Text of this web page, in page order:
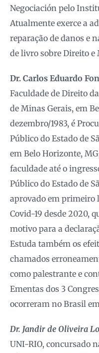
Negociación pelo
Atualmente exerce a
reparação de danos e
de livro sobre Direito e
Dr. Carlos Eduardo
Faculdade de Direito
de Minas Gerais, em
dezembro/1983, é
Público do Estado de
em Belo Horizonte,
faculdade até o
Público do Estado de
aprovado em primeiro
Covid-19 desde 2020,
motivo para a
Estuda também os
chamados
como palestrante e
Ementas dos 3
ocorreram no Brasil
Dr. Jandir de Oliveira
UNI-RIO, concursado